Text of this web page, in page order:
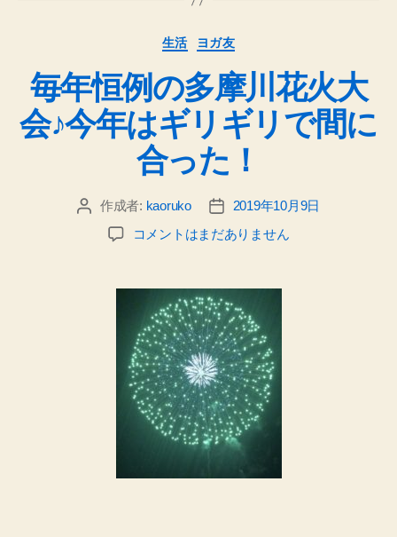
カ
ゴ
リ
ー
生活 ヨガ友
毎年恒例の多摩川花火大
会♪今年はギリギリで間に
合った！
投 作成者: kaoruko
投
稿
2019年10月9日
毎
例
多
摩
川
花
火
コメントはまだありません